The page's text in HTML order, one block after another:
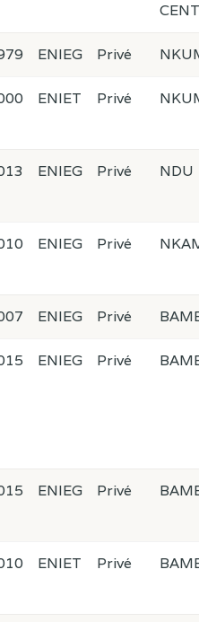
ENIEG Privé
ENIET Privé
ENIEG Privé NDU
ENIEG Privé
ENIEG Privé
ENIEG Privé
ENIEG Privé
ENIET Privé